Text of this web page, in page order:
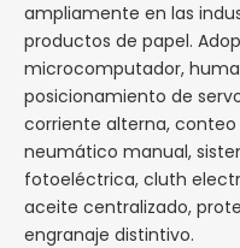
ampliamente en las
productos de papel.
microcomputador,
posicionamiento de
corriente alterna,
neumático manual,
fotoeléctrica, cluth
aceite centralizado,
engranaje distintivo.